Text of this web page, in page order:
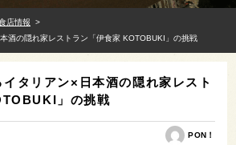
店情報
酒の隠れ家レストラン「伊食家 KOTOBUKI」の挑戦
タリアン×日本酒の隠れ家レスト
」の挑戦
PON！